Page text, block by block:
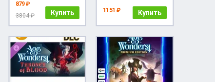
879 ₽
3804 ₽
Купить 1151 ₽ Купить